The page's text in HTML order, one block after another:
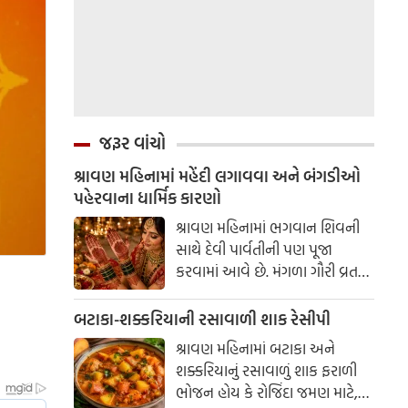
જરૂર વાંચો
શ્રાવણ મહિનામાં મહેંદી લગાવવા અને બંગડીઓ
પહેરવાના ધાર્મિક કારણો
શ્રાવણ મહિનામાં ભગવાન શિવની
સાથે દેવી પાર્વતીની પણ પૂજા
કરવામાં આવે છે. મંગળા ગૌરી વ્રત
અને હરિયાળી તીજ જેવા પ્રસંગોએ
મહેંદી લગાવવી અને લીલા રંગના
કપડાં પહેરવા એ પતિના લાંબા
આયુષ્ય અને સુખી દામ્પત્ય જીવન
માટે શુભ માનવામાં આવે છે.
આપણી પરંપરાઓમાં, સ્ત્રીઓને
બટાકા-શક્કરિયાની રસાવાળી શાક રેસીપી
શ્રાવણ મહિનામાં બટાકા અને
શક્કરિયાનું રસાવાળું શાક ફરાળી
ભોજન હોય કે રોજિંદા જમણ માટે,